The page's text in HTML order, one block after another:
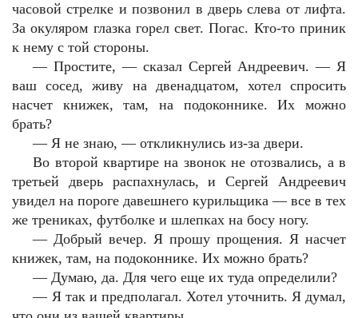
часовой стрелке и позвонил в дверь слева от лифта.
За окуляром глазка горел свет. Погас. Кто-то приник
к нему с той стороны.
— Простите, — сказал Сергей Андреевич. — Я
ваш сосед, живу на двенадцатом, хотел спросить
насчет книжек, там, на подоконнике. Их можно
брать?
— Я не знаю, — откликнулись из-за двери.
Во второй квартире на звонок не отозвались, а в
третьей дверь распахнулась, и Сергей Андреевич
увидел на пороге давешнего курильщика — все в тех
же трениках, футболке и шлепках на босу ногу.
— Добрый вечер. Я прошу прощения. Я насчет
книжек, там, на подоконнике. Их можно брать?
— Думаю, да. Для чего еще их туда определили?
— Я так и предполагал. Хотел уточнить. Я думал,